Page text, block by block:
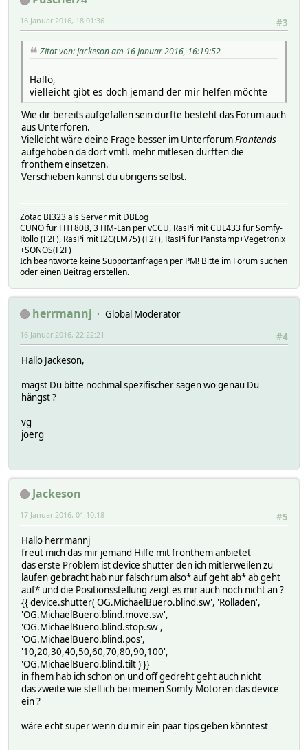
#3
16 Januar 2016, 18:01:36
Zitat von: Jackeson am 16 Januar 2016, 16:19:52
Hallo,
vielleicht gibt es doch jemand der mir helfen möchte
Wie dir bereits aufgefallen sein dürfte besteht das Forum auch
aus Unterforen.
Vielleicht wäre deine Frage besser im UnterforumFrontends
aufgehoben da dort vmtl. mehr mitlesen dürften die
fronthem einsetzen.
Verschieben kannst du übrigens selbst.
Zotac BI323 als Server mit DBLog
CUNO für FHT80B, 3 HM-Lan per vCCU, RasPi mit CUL433 für Somfy-
Rollo (F2F), RasPi mit I2C(LM75) (F2F), RasPi für Panstamp+Vegetronix
+SONOS(F2F)
Ich beantworte keine Supportanfragen per PM! Bitte im Forum suchen
oder einen Beitrag erstellen.
herrmannj
Global Moderator
#4
16 Januar 2016, 22:22:21
Hallo Jackeson,
magst Du bitte nochmal spezifischer sagen wo genau Du
hängst ?
vg
joerg
Jackeson
#5
17 Januar 2016, 01:10:18
Hallo herrmannj
freut mich das mir jemand Hilfe mit fronthem anbietet
das erste Problem ist device shutter den ich mitlerweilen zu
laufen gebracht hab nur falschrum also* auf geht ab* ab geht
auf* und die Positionsstellung zeigt es mir auch noch nicht an ?
{{ device.shutter('OG.MichaelBuero.blind.sw', 'Rolladen',
'OG.MichaelBuero.blind.move.sw',
'OG.MichaelBuero.blind.stop.sw',
'OG.MichaelBuero.blind.pos',
'10,20,30,40,50,60,70,80,90,100',
'OG.MichaelBuero.blind.tilt') }}
in fhem hab ich schon on und off gedreht geht auch nicht
das zweite wie stell ich bei meinen Somfy Motoren das device
ein ?
wäre echt super wenn du mir ein paar tips geben könntest